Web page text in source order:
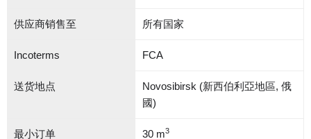
Incoterms FCA
最小订单 30 m3
供应商销售至 所有国家
送货地点
Novosibirsk (新西伯利亞地區, 俄
國)